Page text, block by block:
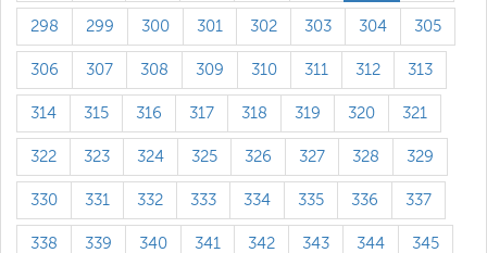
298 299 300 301 302 303 304 305
306 307 308 309 310 311 312 313
314 315 316 317 318 319 320 321
322 323 324 325 326 327 328 329
330 331 332 333 334 335 336 337
338 339 340 341 342 343 344 345